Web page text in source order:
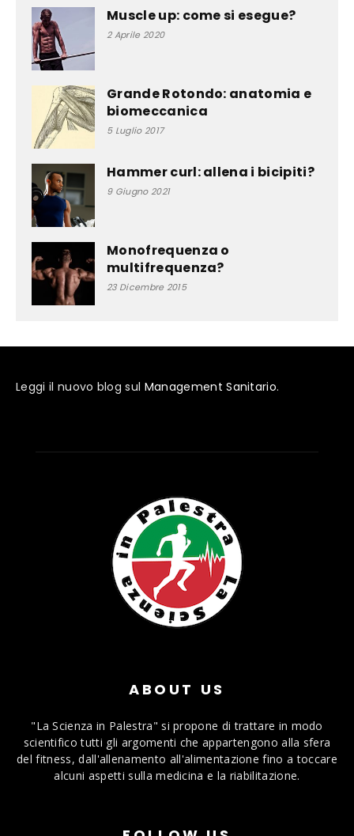
Muscle up: come si esegue?
2 Aprile 2020
Grande Rotondo: anatomia e
biomeccanica
5 Luglio 2017
Hammer curl: allena i bicipiti?
9 Giugno 2021
Monofrequenza o
multifrequenza?
23 Dicembre 2015
Leggi il nuovo blog sul Management Sanitario.
ABOUT US
"La Scienza in Palestra" si propone di trattare in modo
scientifico tutti gli argomenti che appartengono alla sfera
del fitness, dall'allenamento all'alimentazione fino a toccare
alcuni aspetti sulla medicina e la riabilitazione.